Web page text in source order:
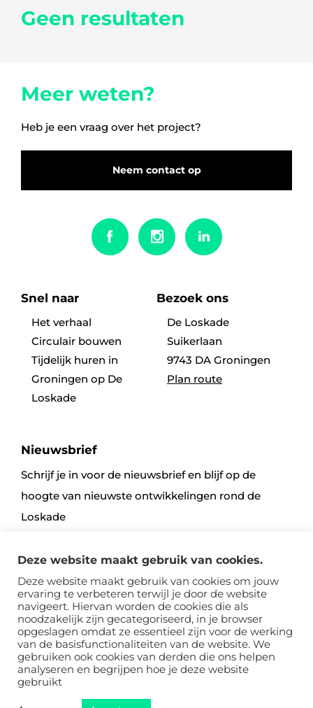
Geen resultaten
Meer weten?
Heb je een vraag over het project?
Neem contact op
Snel naar
Het verhaal
Circulair bouwen
Tijdelijk huren in
Groningen op De
Loskade
Bezoek ons
De Loskade
Suikerlaan
9743 DA Groningen
Plan route
Nieuwsbrief
Schrijf je in voor de nieuwsbrief en blijf op de
hoogte van nieuwste ontwikkelingen rond de
Loskade
Aanmelden
Sitemap Voorwaarden Disclaimer, Privacy & Cookies
Deze website maakt gebruik van cookies.
Deze website maakt gebruik van cookies om jouw
ervaring te verbeteren terwijl je door de website
navigeert. Hiervan worden de cookies die als
noodzakelijk zijn gecategoriseerd, in je browser
opgeslagen omdat ze essentieel zijn voor de werking
van de basisfunctionaliteiten van de website. We
gebruiken ook cookies van derden die ons helpen
analyseren en begrijpen hoe je deze website
gebruikt